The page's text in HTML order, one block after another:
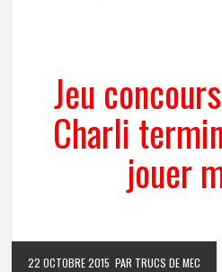
Jeu
Charli
jouer
22 OCTOBRE 2015 PAR TRUCS DE MEC